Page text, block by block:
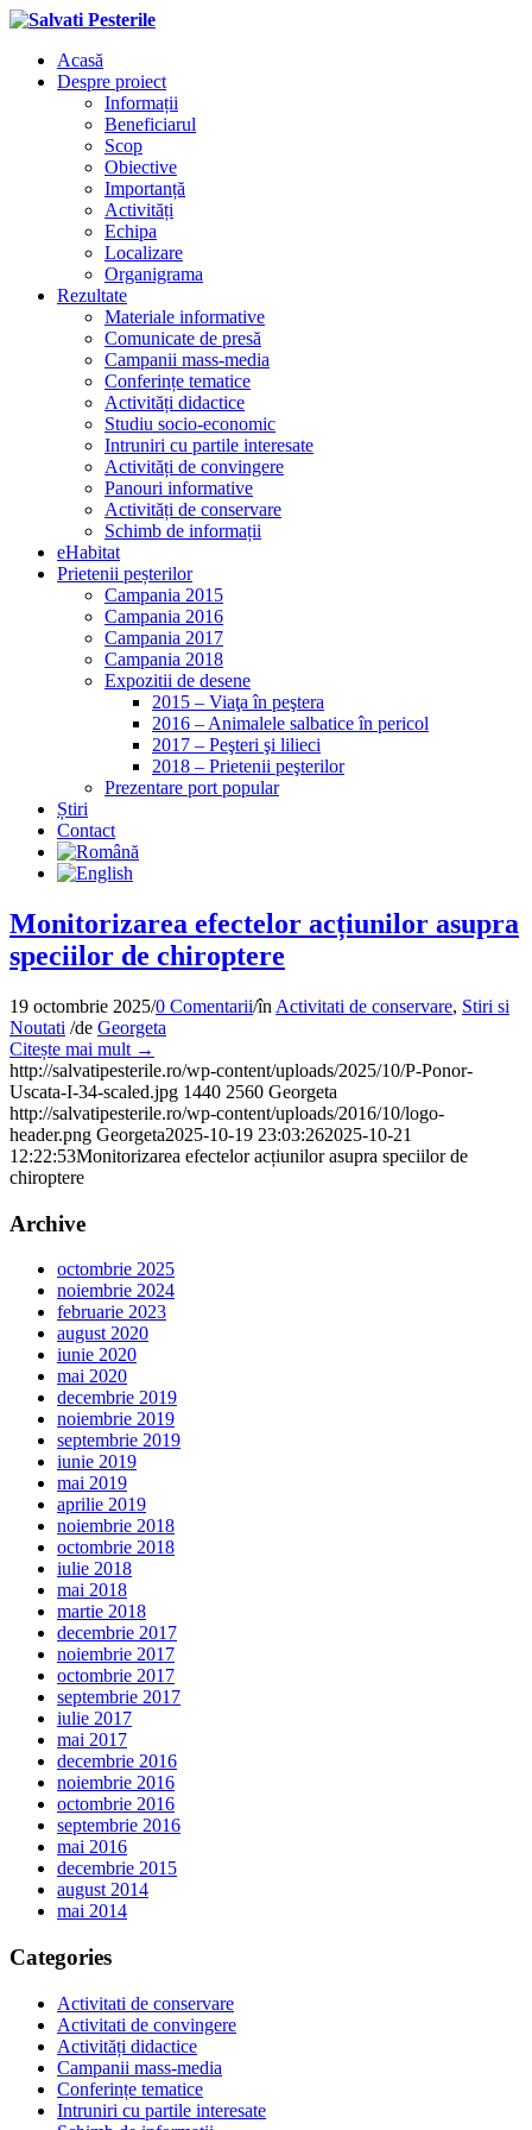
Acasă
Despre proiect
Informații
Beneficiarul
Scop
Obiective
Importanță
Activități
Echipa
Localizare
Organigrama
Rezultate
Materiale informative
Comunicate de presă
Campanii mass-media
Conferințe tematice
Activități didactice
Studiu socio-economic
Intruniri cu partile interesate
Activități de convingere
Panouri informative
Activități de conservare
Schimb de informații
eHabitat
Prietenii peșterilor
Campania 2015
Campania 2016
Campania 2017
Campania 2018
Expozitii de desene
2015 – Viaţa în peştera
2016 – Animalele salbatice în pericol
2017 – Peşteri şi lilieci
2018 – Prietenii peşterilor
Prezentare port popular
Știri
Contact
Monitorizarea efectelor acțiunilor asupra
speciilor de chiroptere
19 octombrie 2025/0 Comentarii/în Activitati de conservare, Stiri si
Noutati /de Georgeta
Citește mai mult →
http://salvatipesterile.ro/wp-content/uploads/2025/10/P-Ponor-
Uscata-I-34-scaled.jpg 1440 2560 Georgeta
http://salvatipesterile.ro/wp-content/uploads/2016/10/logo-
header.png Georgeta2025-10-19 23:03:262025-10-21
12:22:53Monitorizarea efectelor acțiunilor asupra speciilor de
chiroptere
Archive
octombrie 2025
noiembrie 2024
februarie 2023
august 2020
iunie 2020
mai 2020
decembrie 2019
noiembrie 2019
septembrie 2019
iunie 2019
mai 2019
aprilie 2019
noiembrie 2018
octombrie 2018
iulie 2018
mai 2018
martie 2018
decembrie 2017
noiembrie 2017
octombrie 2017
septembrie 2017
iulie 2017
mai 2017
decembrie 2016
noiembrie 2016
octombrie 2016
septembrie 2016
mai 2016
decembrie 2015
august 2014
mai 2014
Categories
Activitati de conservare
Activitati de convingere
Activități didactice
Campanii mass-media
Conferințe tematice
Intruniri cu partile interesate